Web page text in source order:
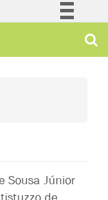
Sousa Júnior